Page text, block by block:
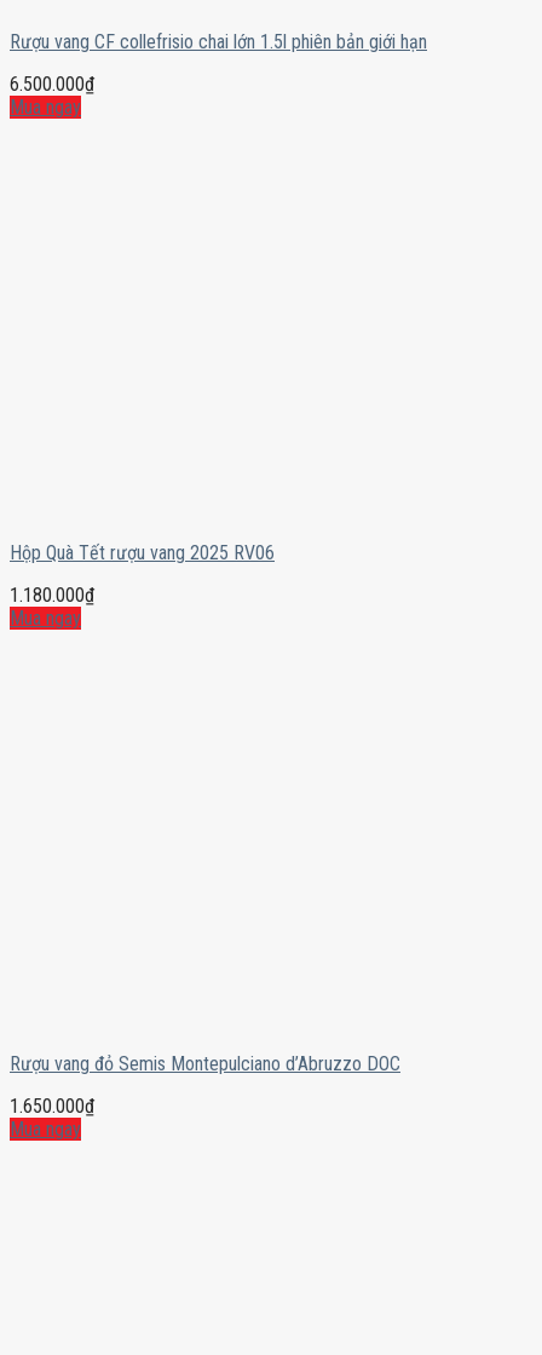
Rượu vang CF collefrisio chai lớn 1.5l phiên bản giới hạn
6.500.000₫
Mua ngay
Hộp Quà Tết rượu vang 2025 RV06
1.180.000₫
Mua ngay
Rượu vang đỏ Semis Montepulciano d’Abruzzo DOC
1.650.000₫
Mua ngay